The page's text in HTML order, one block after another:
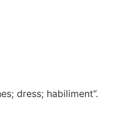
dress; habiliment”.